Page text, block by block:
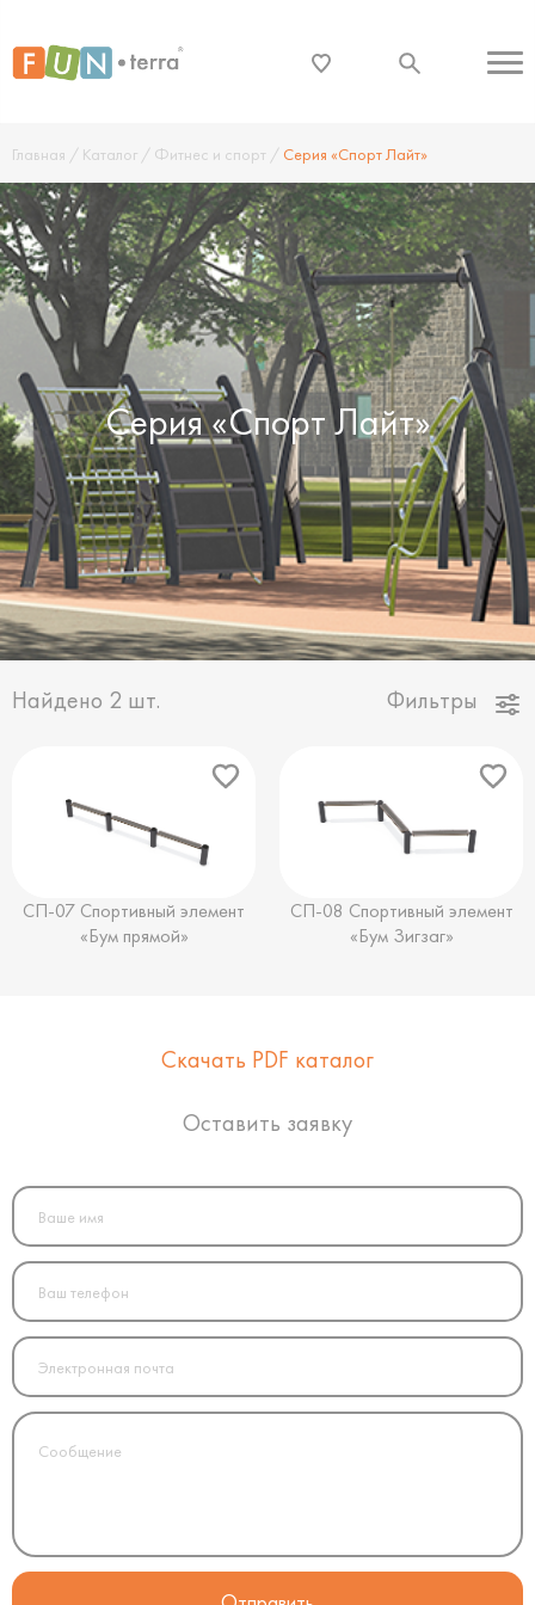
Главная / Каталог / Фитнес и спорт / Серия «Спорт Лайт»
Серия «Спорт Лайт»
Фильтры
Найдено 2 шт.
СП-07 Спортивный элемент
«Бум прямой»
СП-08 Спортивный элемент
«Бум Зигзаг»
Скачать PDF каталог
Оставить заявку